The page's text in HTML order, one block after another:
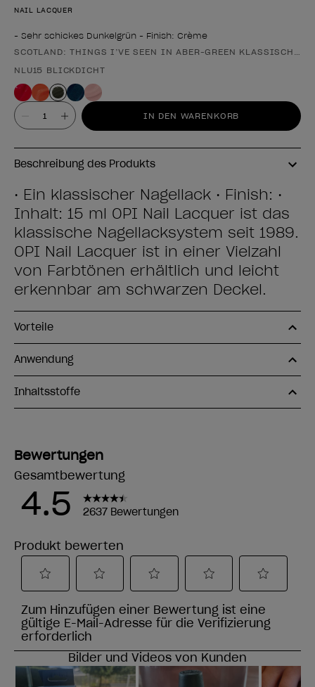
NAIL LACQUER
- Sehr schickes Dunkelgrün - Finish: Crème
Form des Produkts
SCOTLAND: THINGS I’VE SEEN IN ABER-GREEN KLASSISCHER
NLU15 BLICKDICHT
Wert IN DEN WARENKORB
Beschreibung des Produkts
• Ein klassischer Nagellack • Finish: •
Inhalt: 15 ml OPI Nail Lacquer ist das
klassische Nagellacksystem seit 1989.
OPI Nail Lacquer ist in einer Vielzahl
von Farbtönen erhältlich und leicht
erkennbar am schwarzen Deckel.
Vorteile
Anwendung
Inhaltsstoffe